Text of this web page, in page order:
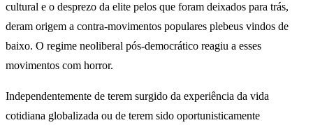
cultural e o desprezo da elite pelos que foram deixados para trás,
deram origem a contra-movimentos populares plebeus vindos de
baixo. O regime neoliberal pós-democrático reagiu a esses
movimentos com horror.
Independentemente de terem surgido da experiência da vida
cotidiana globalizada ou de terem sido oportunisticamente